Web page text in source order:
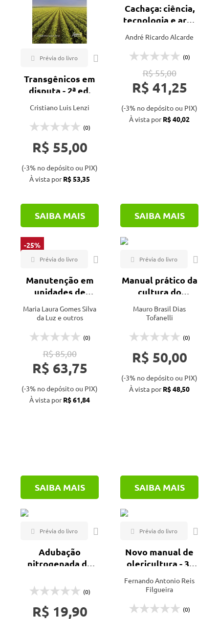
Transgênicos em
disputa - 2ª ed.
Cristiano Luis Lenzi
(0)
R$ 55,00
(-3% no depósito ou PIX)
À vista porR$ 53,35
SAIBA MAIS
Cachaça: ciência,
tecnologia e arte
- 3ª ed.
André Ricardo Alcarde
(0)
R$ 55,00
R$ 41,25
(-3% no depósito ou PIX)
À vista porR$ 40,02
SAIBA MAIS
-25%
Manutenção em
unidades de
beneficiamento
de grãos e
Maria Laura Gomes Silva
da Luz e outros
(0)
R$ 85,00
R$ 63,75
(-3% no depósito ou PIX)
À vista porR$ 61,84
SAIBA MAIS
Manual prático da
cultura do
abacateiro
Mauro Brasil Dias
Tofanelli
(0)
R$ 50,00
(-3% no depósito ou PIX)
À vista porR$ 48,50
SAIBA MAIS
Adubação
nitrogenada da
com base na
clorofilometria
via aeronave
(0)
R$ 19,90
Novo manual de
olericultura - 3ª
Fernando Antonio Reis
Filgueira
(0)